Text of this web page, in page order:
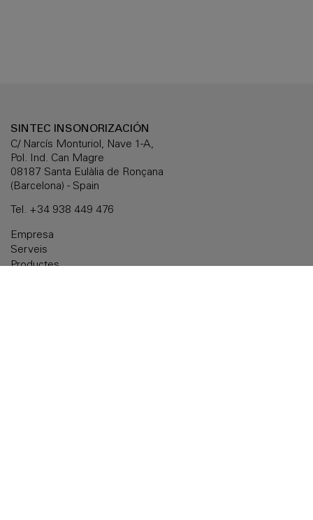
SINTEC INSONORIZACIÓN
C/ Narcís Monturiol, Nave 1-A,
Pol. Ind. Can Magre
08187 Santa Eulàlia de Ronçana
(Barcelona) - Spain
Tel. +34 938 449 476
Empresa
Serveis
Productes